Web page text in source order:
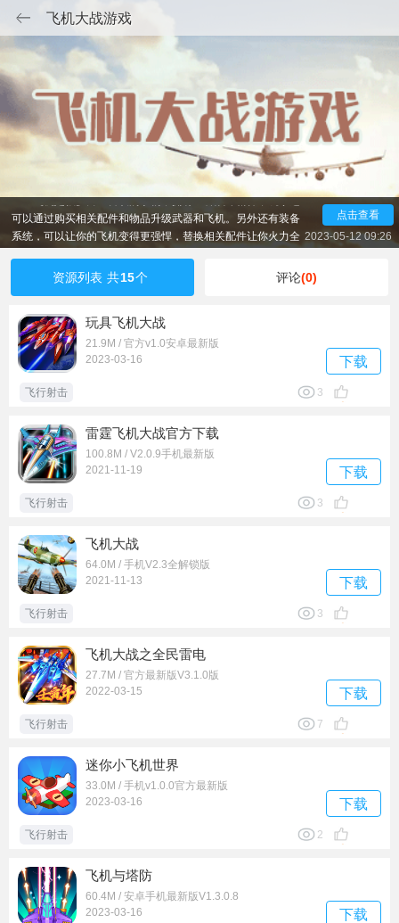
飞机大战游戏
飞机是很多男生喜欢的事物，拥有一种战斗精神，玩家还
可以通过购买相关配件和物品升级武器和飞机。另外还有装备
系统，可以让你的飞机变得更强悍，替换相关配件让你火力全
开。在空中的姿态是非常炫酷。小编这里为大家带来了飞机大
战游戏，让大家感受飞机大战游戏的刺激场面，
点击查看
2023-05-12 09:26
资源列表 共15个 评论(0)
玩具飞机大战
21.9M / 官方v1.0安卓最新版
2023-03-16
下载
飞行射击 3
雷霆飞机大战官方下载
100.8M / V2.0.9手机最新版
2021-11-19
下载
飞行射击 3
飞机大战
64.0M / 手机V2.3全解锁版
2021-11-13
下载
飞行射击 3
飞机大战之全民雷电
27.7M / 官方最新版V3.1.0版
2022-03-15
下载
飞行射击 7
迷你小飞机世界
33.0M / 手机v1.0.0官方最新版
2023-03-16
下载
飞行射击 2
飞机与塔防
60.4M / 安卓手机最新版V1.3.0.8
2023-03-16
下载